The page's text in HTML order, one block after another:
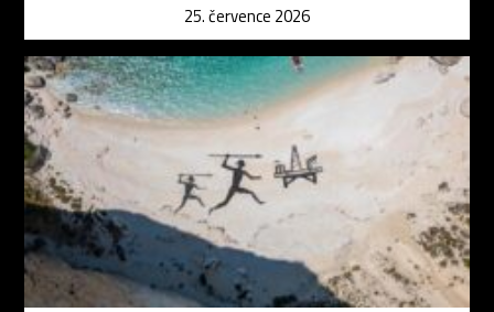
25. července 2026